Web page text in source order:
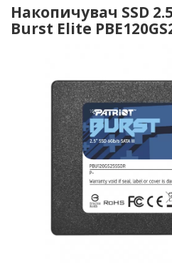
Накопичувач SSD
Burst Elite